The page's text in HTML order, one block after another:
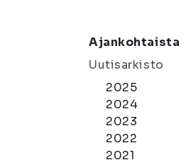
Ajankohtaista
Uutisarkisto
2025
2024
2023
2022
2021